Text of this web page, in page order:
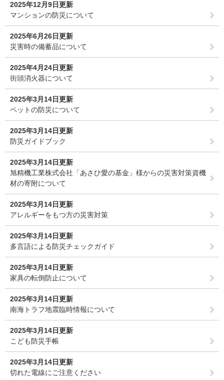
2025年12月9日更新
マンションの防災について
2025年6月26日更新
災害時の備蓄品について
2025年4月24日更新
街頭消火器について
2025年3月14日更新
ペットの防災について
2025年3月14日更新
防災ガイドブック
2025年3月14日更新
旭精機工業株式会社「あさひ愛の基金」様からの災害対策資機
材の寄附について
2025年3月14日更新
アレルギーをもつ方の災害対策
2025年3月14日更新
多言語による防災チェックガイド
2025年3月14日更新
家具の転倒防止について
2025年3月14日更新
南海トラフ地震臨時情報について
2025年3月14日更新
こども防災手帳
2025年3月14日更新
切れた電線にご注意ください